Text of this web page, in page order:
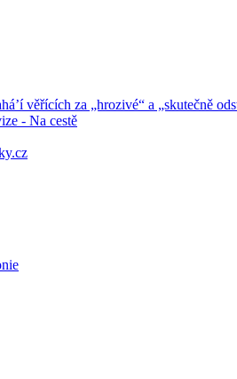
věřících za „hrozivé“ a „skutečně
- Na cestě